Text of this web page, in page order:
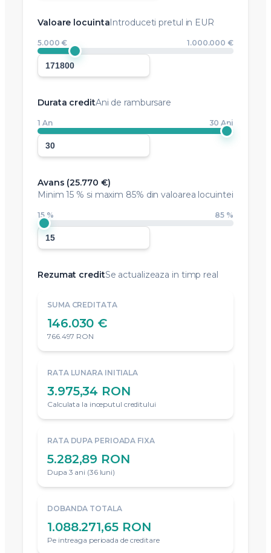
Valoare locuintaIntroduceti pretul in EUR
5.000 € 1.000.000 €
Durata creditAni de rambursare
1 An 30 Ani
Avans (25.770 €)
Minim15 % si maxim 85% din valoarea locuintei
15 % 85 %
Rezumat creditSe actualizeaza in timp real
SUMA CREDITATA
146.030 €
766.497 RON
RATA LUNARA INITIALA
3.975,34 RON
Calculata la inceputul creditului
RATA DUPA PERIOADA FIXA
5.282,89 RON
Dupa 3 ani (36 luni)
DOBANDA TOTALA
1.088.271,65 RON
Pe intreaga perioada de creditare